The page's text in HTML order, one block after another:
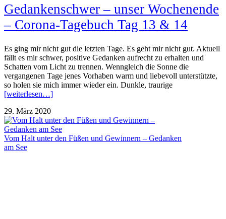
Gedankenschwer – unser Wochenende
– Corona-Tagebuch Tag 13 & 14
Es ging mir nicht gut die letzten Tage. Es geht mir nicht gut. Aktuell
fällt es mir schwer, positive Gedanken aufrecht zu erhalten und
Schatten vom Licht zu trennen. Wenngleich die Sonne die
vergangenen Tage jenes Vorhaben warm und liebevoll unterstützte,
so holen sie mich immer wieder ein. Dunkle, traurige
[weiterlesen…]
29. März 2020
Vom Halt unter den Füßen und Gewinnern – Gedanken
am See